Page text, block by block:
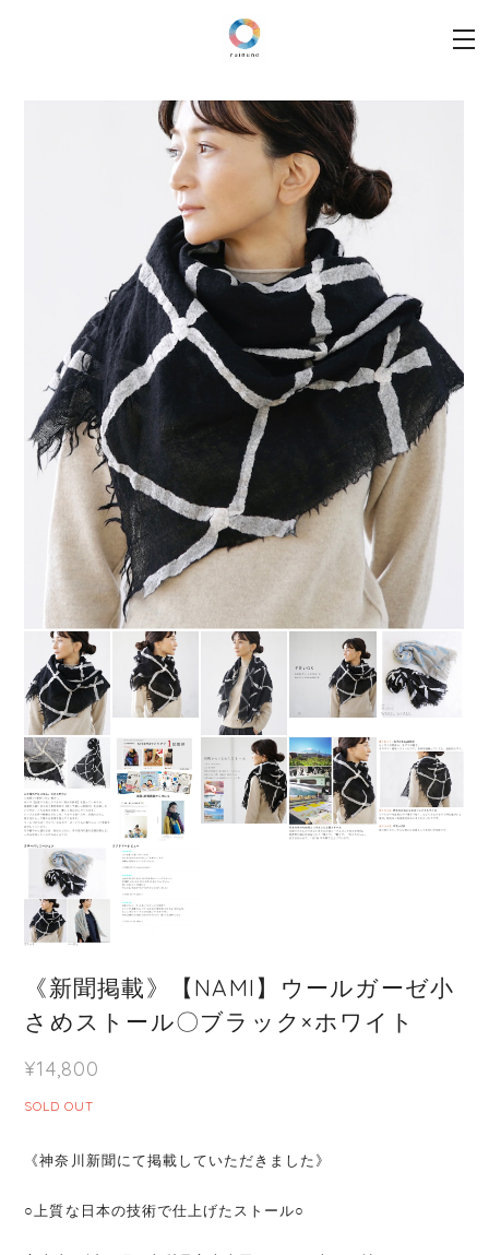
《新聞掲載》【NAMI】ウールガーゼ小
さめストール〇ブラック×ホワイト
¥14,800
SOLD OUT
《神奈川新聞にて掲載していただきました》
○上質な日本の技術で仕上げたストール○